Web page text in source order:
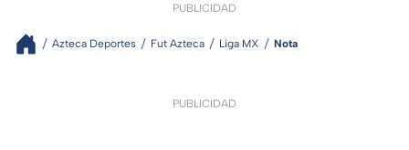
PUBLICIDAD
Azteca Deportes Fut Azteca Liga MX Nota
PUBLICIDAD